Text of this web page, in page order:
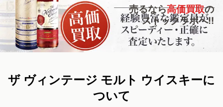
売るなら高価買取の
ストックラボへ!!
ザ ヴィンテージ モルト ウイスキーに
ついて